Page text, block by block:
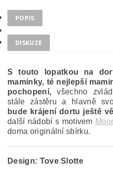
POPIS
DISKUZE
S touto lopatkou na
maminky, té nejlepší
pochopení, všechno
stále zástěru a hlavně
bude krájení dortu ještě
další nádobí s motivem
doma originální sbírku.
Design: Tove Slotte